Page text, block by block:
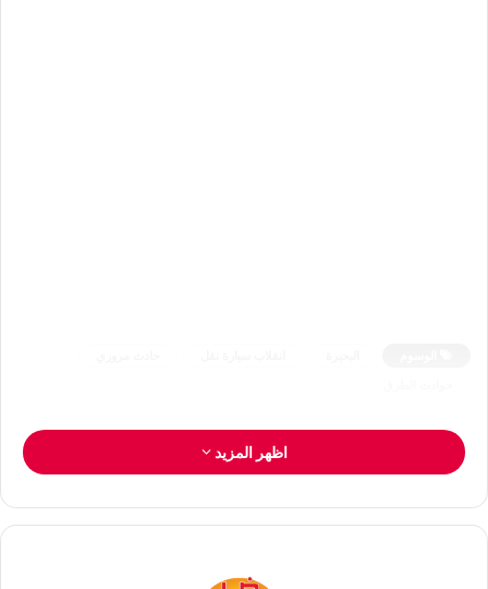
اظهر المزيد